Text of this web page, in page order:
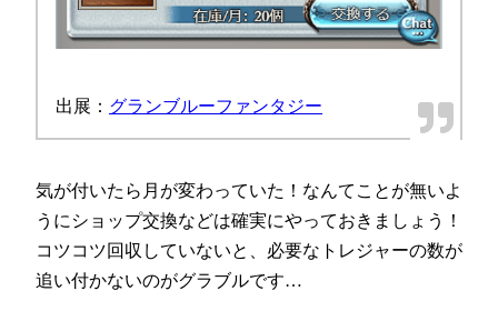
出展： グランブルーファンタジー
気が付いたら月が変わっていた！なんてことが無いよ
うにショップ交換などは確実にやっておきましょう！
コツコツ回収していないと、必要なトレジャーの数が
追い付かないのがグラブルです…